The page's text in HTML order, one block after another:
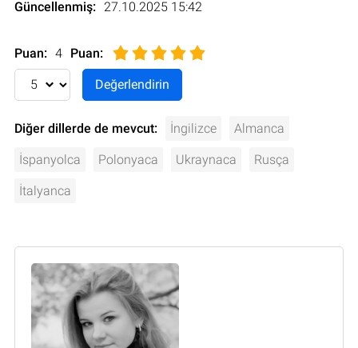
Güncellenmiş: 27.10.2025 15:42
Puan: 4 Puan:
Diğer dillerde de mevcut: İngilizce Almanca
İspanyolca Polonyaca Ukraynaca Rusça
İtalyanca